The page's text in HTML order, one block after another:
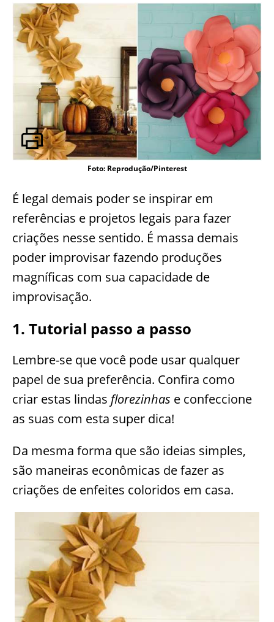
Foto: Reprodução/Pinterest
É legal demais poder se inspirar em
referências e projetos legais para fazer
criações nesse sentido. É massa demais
poder improvisar fazendo produções
magníficas com sua capacidade de
improvisação.
1. Tutorial passo a passo
Lembre-se que você pode usar qualquer
papel de sua preferência. Confira como
criar estas lindas florezinhas e confeccione
as suas com esta super dica!
Da mesma forma que são ideias simples,
são maneiras econômicas de fazer as
criações de enfeites coloridos em casa.